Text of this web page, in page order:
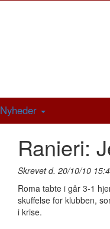
Nyheder
Ranieri:
Skrevet d. 20/10/10
Roma tabte i går 3-1
skuffelse for klubben,
i krise.